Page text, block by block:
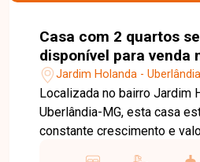
Casa com 2 quartos
disponível para venda
Holanda em
Jardim Holanda -
Localizada no bairro Jardim
Uberlândia-MG, esta casa
constante crescimento e